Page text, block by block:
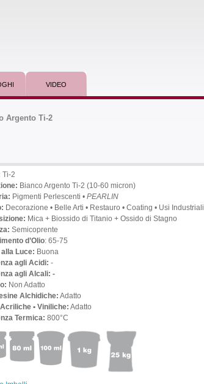
VIDEO
Argento Ti-2
Ti-2
: Bianco Argento Ti-2 (10-60 micron)
Pigmenti Perlescenti • PEARLIN
: Decorazione • Belle Arti • Restauro • Coating • Usi Industriali
Mica + Biossido di Titanio + Ossido di Stagno
Semicoprente
d’Olio: 65-75
Luce: Buona
agli Acidi: -
agli Alcali: -
Non Adatto
Alchidiche: Adatto
• Viniliche: Adatto
Termica: 800°C